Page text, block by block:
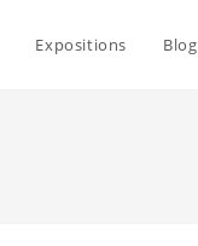
Expositions Blog